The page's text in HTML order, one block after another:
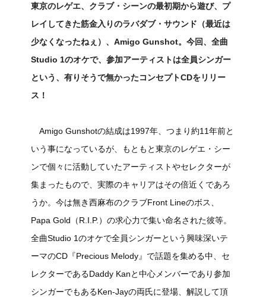
東京のレゲエ、クラブ・シーンの最初期から遊び、プ
レイしてきた筋金入りのラバダブ・サウンド（最近は
少なくなったねぇ）、Amigo Gunshot。今回、全曲
Studio 1のオケで、参加アーティストは全員シンガー
という、有りそうで無かったコンセプトCDをリリー
ス！
Amigo Gunshotの結成は1997年、つまり約11年前と
いう事になっているが、もともと東京のレゲエ・シー
ンで個々に活動していたアーティストやセレクターが
集まったもので、実際のキャリアはその倍近くであろ
うか。今は無き西麻布のクラブFront Lineのボス、
Papa Gold（R.I.P.）の求心力で集い命名された彼等。
全曲Studio 1のオケで全員シンガーという興味深いテ
ーマのCD『Precious Melody』で話題を集める中、セ
レクターであるDaddy Kanと中心メンバーであり参加
シンガーでもあるKen-Jayの両氏に登場、解説して頂